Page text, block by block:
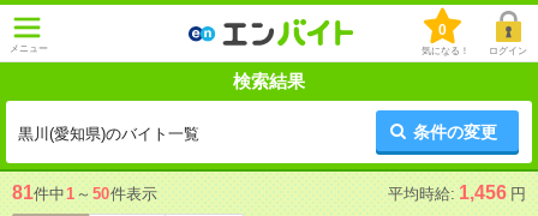
メニュー
0
気になる！ ログイン
検索結果
黒川(愛知県)のバイト一覧 条件の変更
81件中1 ～ 50件表示 平均時給: 1,456 円